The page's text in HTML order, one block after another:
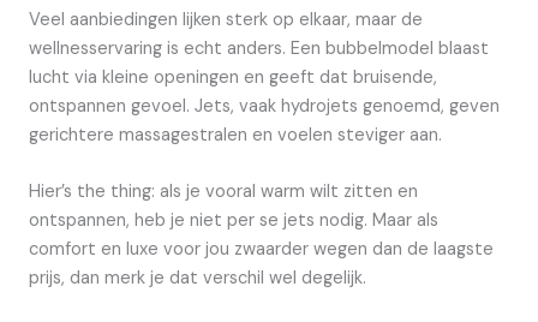
Veel aanbiedingen lijken sterk op elkaar, maar de
wellnesservaring is echt anders. Een bubbelmodel blaast
lucht via kleine openingen en geeft dat bruisende,
ontspannen gevoel. Jets, vaak hydrojets genoemd, geven
gerichtere massagestralen en voelen steviger aan.
Hier’s the thing: als je vooral warm wilt zitten en
ontspannen, heb je niet per se jets nodig. Maar als
comfort en luxe voor jou zwaarder wegen dan de laagste
prijs, dan merk je dat verschil wel degelijk.